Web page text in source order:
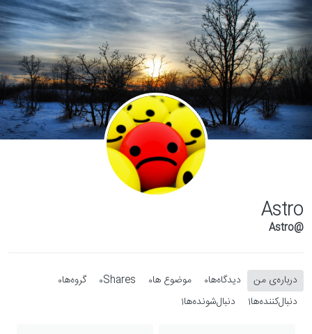
Skip to content
Astro
@Astro
درباره‌‌ی من دیدگاه‌ها0 موضوع ها0
Shares
0 گروه‌ها0
دنبال‌کننده‌ها1 دنبال‌شونده‌ها1